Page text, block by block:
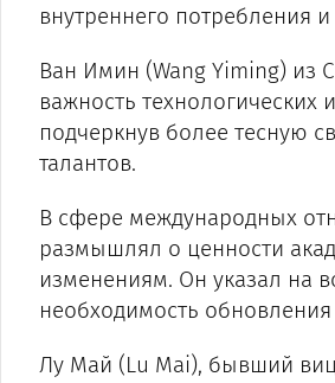
внутреннего потребления
Ван Имин (Wang Yiming) из
важность
подчеркнув более тесную
талантов.
В сфере международных
размышлял о ценности
изменениям. Он указал на
необходимость обновления
Лу Май (Lu Mai), бывший